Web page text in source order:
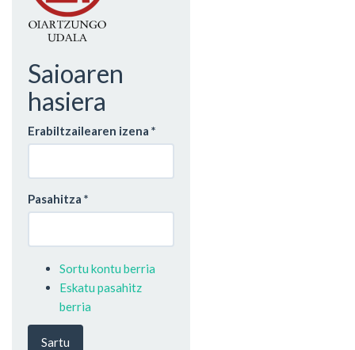
Saioaren
hasiera
Erabiltzailearen izena *
Pasahitza *
Sortu kontu berria
Eskatu pasahitz
berria
Sartu